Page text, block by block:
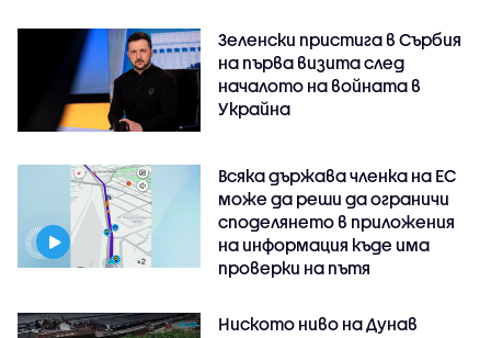
Зеленски пристига в Сърбия
на първа визита след
началото на войната в
Украйна
Всяка държава членка на ЕС
може да реши да ограничи
споделянето в приложения
на информация къде има
проверки на пътя
Ниското ниво на Дунав